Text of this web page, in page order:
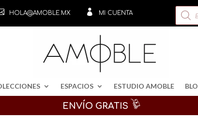
HOLA@AMOBLE.MX  MI CUENTA
de
ESPACIOS ESTUDIO AMOBLE
ENVÍO GRATIS